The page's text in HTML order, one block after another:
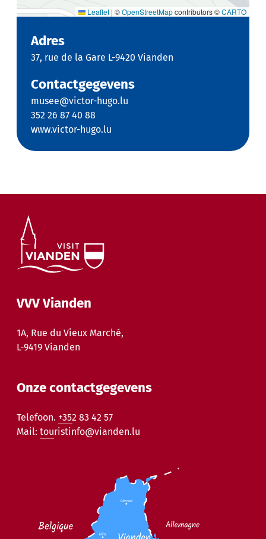
Leaflet | ©OpenStreetMapcontributors ©CARTO
Adres
37, rue de la Gare L-9420 Vianden
Contactgegevens
musee@victor-hugo.lu
352 26 87 40 88
www.victor-hugo.lu
VVV Vianden
1A, Rue du Vieux Marché,
L-9419 Vianden
Onze contactgegevens
Telefoon. +352 83 42 57
Mail: touristinfo@vianden.lu